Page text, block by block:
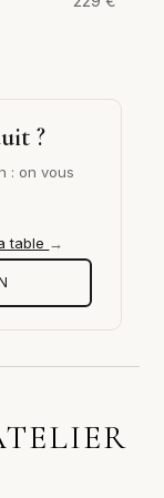
?
: on vous
table →